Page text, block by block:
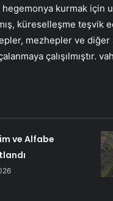
kurmak için
küreselleşme
mezhepler ve diğer
çalışılmıştır.
ve Alfabe